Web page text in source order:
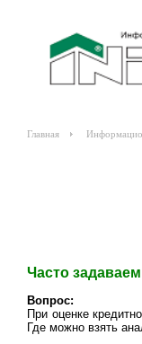
Главная
Часто
Вопрос:
При оценке
Где можно взять